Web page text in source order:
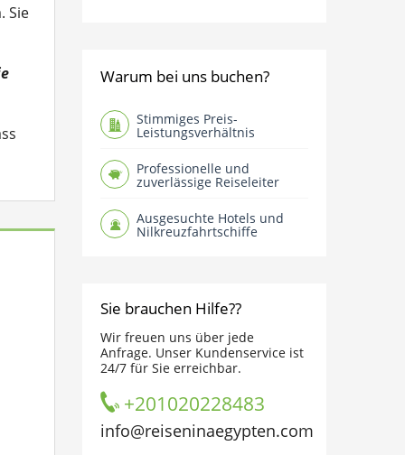
Sie
Warum bei uns buchen?
Stimmiges Preis-
Leistungsverhältnis
Professionelle und
zuverlässige Reiseleiter
Ausgesuchte Hotels und
Nilkreuzfahrtschiffe
Sie brauchen Hilfe??
Wir freuen uns über jede
Anfrage. Unser Kundenservice ist
24/7 für Sie erreichbar.
+201020228483
info@reiseninaegypten.com